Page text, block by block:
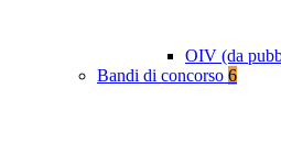
OIV (da
Bandi di concorso 6